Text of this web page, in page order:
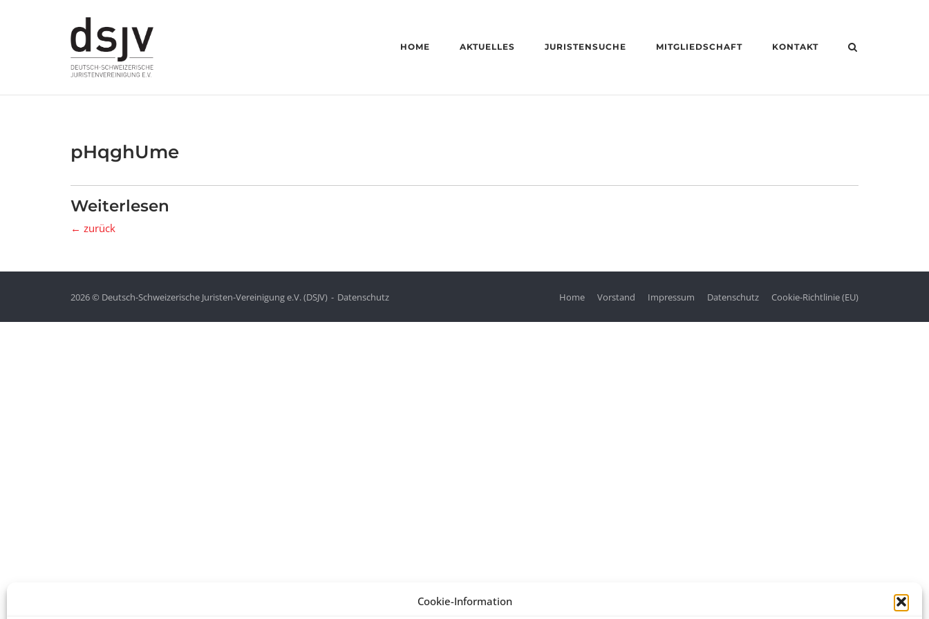
Cookie-Information
HOME AKTUELLES JURISTENSUCHE MITGLIEDSCHAFT KONTAKT
pHqghUme
Weiterlesen
← zurück
2026 © Deutsch-Schweizerische Juristen-Vereinigung e.V. (DSJV) Datenschutz Home Vorstand Impressum Datenschutz Cookie-Richtlinie (EU)